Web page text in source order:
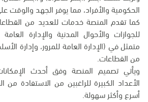
الحكومية والأفراد، مما يوفر الجهد والوقت
كما تقدم المنصة خدمات للعديد من
للجوازات والأحوال المدنية والإدارة
متمثل في (الإدارة العامة للمرور، وإدارة
من القطاعات.
ويأتي تصميم المنصة وفق أحدث
الأعداد الكبيرة للراغبين من الاستفادة
أسرع وأكثر سهولة.